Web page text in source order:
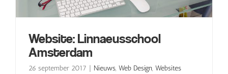
Website: Linnaeusschool
Amsterdam
26 september 2017 | Nieuws, Web Design, Websites